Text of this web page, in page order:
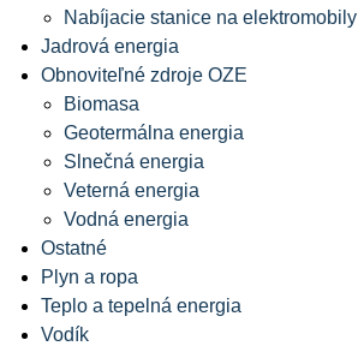
Nabíjacie stanice na elektromobily
Jadrová energia
Obnoviteľné zdroje OZE
Biomasa
Geotermálna energia
Slnečná energia
Veterná energia
Vodná energia
Ostatné
Plyn a ropa
Teplo a tepelná energia
Vodík